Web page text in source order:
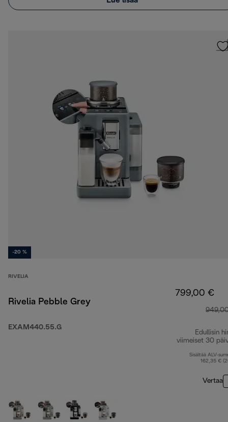
-20 %
RIVELIA
Rivelia Pebble Grey
EXAM440.55.G
799,00 €
Edullisin
viimeiset 30
Sisältää ALV-
162,35 €
Vertaa